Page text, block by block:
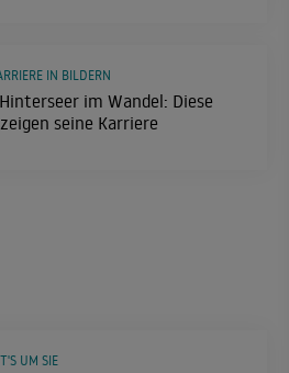
im Wandel: Diese
seine Karriere
IN BILDERN
UM SIE